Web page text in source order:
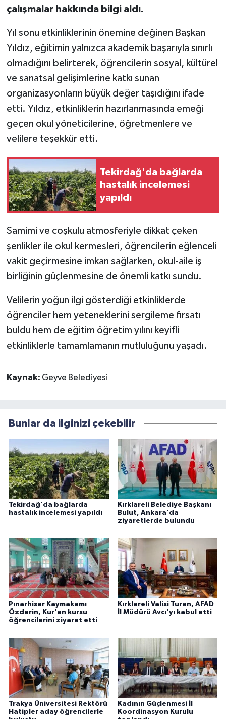
çalışmalar hakkında bilgi aldı.
Yıl sonu etkinliklerinin önemine değinen Başkan
Yıldız, eğitimin yalnızca akademik başarıyla sınırlı
olmadığını belirterek, öğrencilerin sosyal, kültürel
ve sanatsal gelişimlerine katkı sunan
organizasyonların büyük değer taşıdığını ifade
etti. Yıldız, etkinliklerin hazırlanmasında emeği
geçen okul yöneticilerine, öğretmenlere ve
velilere teşekkür etti.
Tekirdağ'da bağlarda
hastalık incelemesi
yapıldı
Samimi ve coşkulu atmosferiyle dikkat çeken
şenlikler ile okul kermesleri, öğrencilerin eğlenceli
vakit geçirmesine imkan sağlarken, okul-aile iş
birliğinin güçlenmesine de önemli katkı sundu.
Velilerin yoğun ilgi gösterdiği etkinliklerde
öğrenciler hem yeteneklerini sergileme fırsatı
buldu hem de eğitim öğretim yılını keyifli
etkinliklerle tamamlamanın mutluluğunu yaşadı.
Kaynak: Geyve Belediyesi
Bunlar da ilginizi çekebilir
Tekirdağ'da bağlarda
hastalık incelemesi yapıldı
Kırklareli Belediye Başkanı
Bulut, Ankara'da
ziyaretlerde bulundu
Pınarhisar Kaymakamı
Özderin, Kur'an kursu
öğrencilerini ziyaret etti
Kırklareli Valisi Turan, AFAD
İl Müdürü Avcı'yı kabul etti
Trakya Üniversitesi Rektörü
Hatipler aday öğrencilerle
Kadının Güçlenmesi İl
Koordinasyon Kurulu